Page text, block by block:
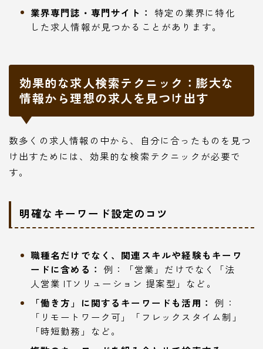
業界専門誌・専門サイト：
特定の業界に特化
した求人情報が見つかることがあります。
効果的な求人検索テクニック：膨大な
情報から理想の求人を見つけ出す
数多くの求人情報の中から、自分に合ったものを見つ
け出すためには、効果的な検索テクニックが必要で
す。
明確なキーワード設定のコツ
職種名だけでなく、関連スキルや経験もキーワ
ードに含める： 例：「営業」だけでなく「法
人営業 ITソリューション 提案型」など。
「働き方」に関するキーワードも活用： 例：
「リモートワーク可」「フレックスタイム制」
「時短勤務」など。